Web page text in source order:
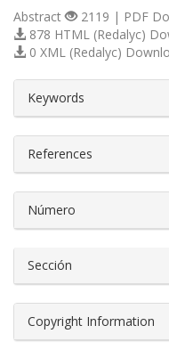
Abstract
2119 | PDF
878 HTML (Redalyc)
0 XML (Redalyc)
Keywords
References
Número
Sección
Copyright Information